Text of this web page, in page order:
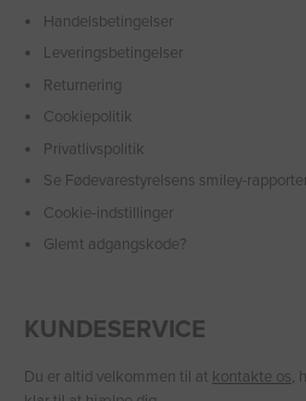
Handelsbetingelser
Leveringsbetingelser
Returnering
Cookiepolitik
Privatlivspolitik
Se Fødevarestyrelsens smiley-
Cookie-indstillinger
Glemt adgangskode?
KUNDESERVICE
Du er altid velkommen til at kontakte os,